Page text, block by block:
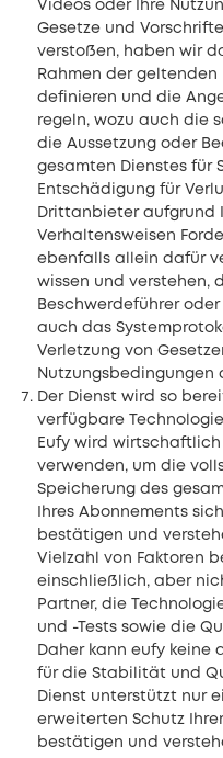
Videos oder Ihre
Gesetze und
verstoßen, haben wir
Rahmen der
definieren und die
regeln, wozu auch die
die Aussetzung oder
gesamten Dienstes für
Entschädigung für
Drittanbieter aufgrund
Verhaltensweisen
ebenfalls allein dafür
wissen und verstehen,
Beschwerdeführer
auch das
Verletzung von
Nutzungsbedingungen
Der Dienst wird so
verfügbare
Eufy wird
verwenden, um die
Speicherung des
Ihres Abonnements
bestätigen und
Vielzahl von Faktoren
einschließlich, aber
Partner, die
und -Tests sowie die
Daher kann eufy keine
für die Stabilität und
Dienst unterstützt nur
erweiterten Schutz
bestätigen und